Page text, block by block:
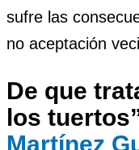
sufre las
no aceptación
De que
los
Martínez